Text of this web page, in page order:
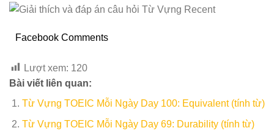
Facebook Comments
Lượt xem: 120
Bài viết liên quan:
Từ Vựng TOEIC Mỗi Ngày Day 100: Equivalent (tính từ)
Từ Vựng TOEIC Mỗi Ngày Day 69: Durability (tính từ)